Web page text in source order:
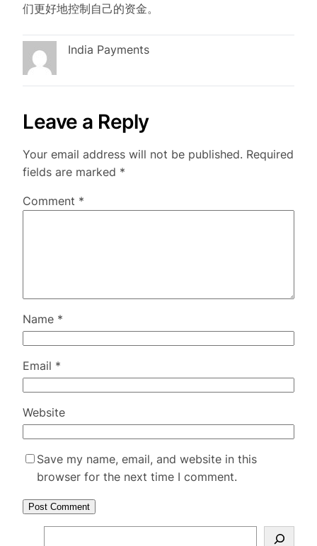
们更好地控制自己的资金。
India Payments
Leave a Reply
Your email address will not be published. Required
fields are marked *
Comment *
Name *
Email *
Website
Save my name, email, and website in this
browser for the next time I comment.